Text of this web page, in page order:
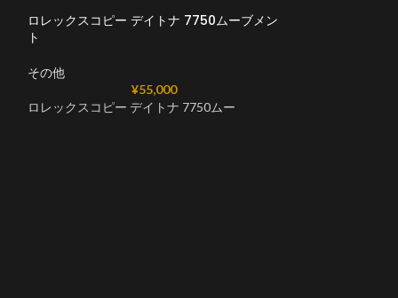
ロレックスコピー デイトナ 7750ムーブメン
ト
その他
¥55,000
ロレックスコピー デイトナ 7750ムー